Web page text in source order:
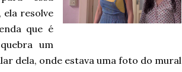
ela resolve
que é
um
dela, onde estava uma foto do mural